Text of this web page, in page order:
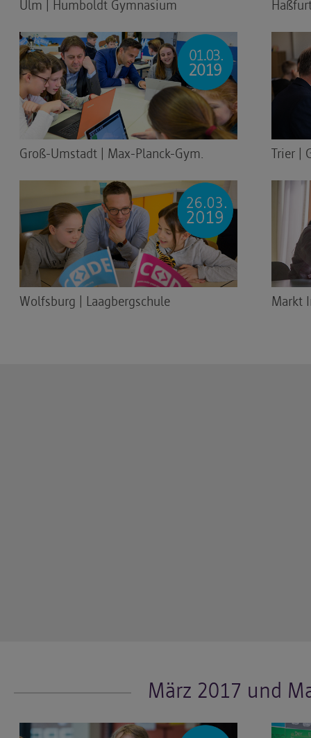
Ulm | Humboldt Gymnasium
Groß-Umstadt | Max-Planck-Gym. Trier |
Wolfsburg | Laagbergschule Markt
März 2017 und